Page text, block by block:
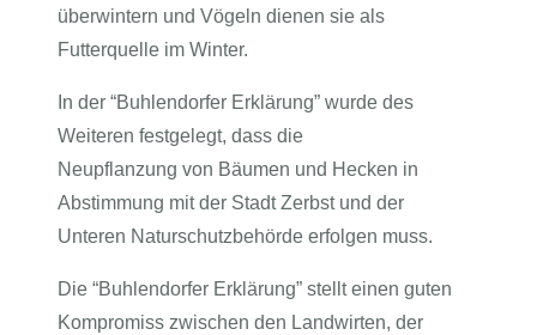
überwintern und Vögeln dienen sie als
Futterquelle im Winter.
In der “Buhlendorfer Erklärung” wurde des
Weiteren festgelegt, dass die
Neupflanzung von Bäumen und Hecken in
Abstimmung mit der Stadt Zerbst und der
Unteren Naturschutzbehörde erfolgen muss.
Die “Buhlendorfer Erklärung” stellt einen guten
Kompromiss zwischen den Landwirten, der